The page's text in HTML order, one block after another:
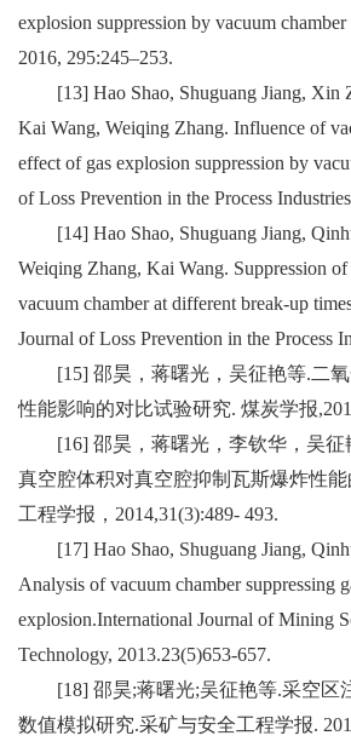
explosion suppression by vacuum
2016, 295:245–253.
[13] Hao Shao, Shuguang Jiang, Xin
Kai Wang, Weiqing Zhang. Influence of
effect of gas explosion suppression by
of Loss Prevention in the Process
[14] Hao Shao, Shuguang Jiang,
Weiqing Zhang, Kai Wang. Suppression
vacuum chamber at different break-up
Journal of Loss Prevention in the Process
[15] 邵昊，蒋曙光，吴征艳等.二
性能影响的对比试验研究. 煤炭学报
[16] 邵昊，蒋曙光，李钦华，吴
真空腔体积对真空腔抑制瓦斯爆炸性能
工程学报， 2014,31(3):489- 493.
[17] Hao Shao, Shuguang Jiang,
Analysis of vacuum chamber suppressing
explosion.International Journal of Mining
Technology, 2013.23(5)653-657.
[18] 邵昊;蒋曙光;吴征艳等.采空区
数值模拟研究.采矿与安全工程学报.